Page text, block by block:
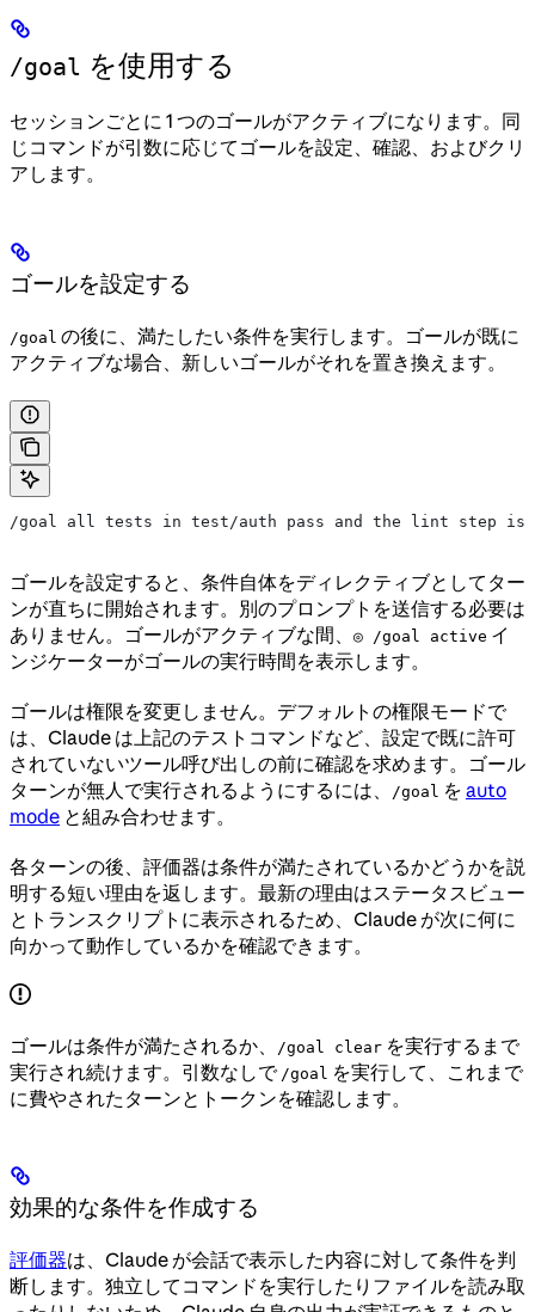
/goal を使用する
セッションごとに 1 つのゴールがアクティブになります。同
じコマンドが引数に応じてゴールを設定、確認、およびクリ
アします。
ゴールを設定する
/goal の後に、満たしたい条件を実行します。ゴールが既に
アクティブな場合、新しいゴールがそれを置き換えます。
/goal all tests in test/auth pass and the lint step is
ゴールを設定すると、条件自体をディレクティブとしてター
ンが直ちに開始されます。別のプロンプトを送信する必要は
ありません。ゴールがアクティブな間、
◎ /goal active イ
ンジケーターがゴールの実行時間を表示します。
ゴールは権限を変更しません。デフォルトの権限モードで
は、Claude は上記のテストコマンドなど、設定で既に許可
されていないツール呼び出しの前に確認を求めます。ゴール
ターンが無人で実行されるようにするには、
/goal を auto
mode と組み合わせます。
各ターンの後、評価器は条件が満たされているかどうかを説
明する短い理由を返します。最新の理由はステータスビュー
とトランスクリプトに表示されるため、Claude が次に何に
向かって動作しているかを確認できます。
ゴールは条件が満たされるか、 /goal clear を実行するまで
実行され続けます。引数なしで /goal を実行して、これまで
に費やされたターンとトークンを確認します。
効果的な条件を作成する
評価器は、Claude が会話で表示した内容に対して条件を判
断します。独立してコマンドを実行したりファイルを読み取